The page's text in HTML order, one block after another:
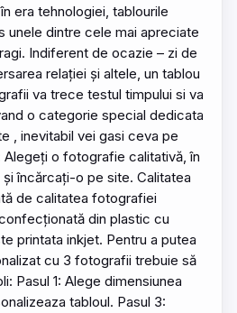
era tehnologiei, tablourile
unele dintre cele mai apreciate
Indiferent de ocazie – zi de
relației și altele, un tablou
va trece testul timpului si va
o categorie special dedicata
, inevitabil vei gasi ceva pe
o fotografie calitativă, în
încărcați-o pe site. Calitatea
de calitatea fotografiei
din plastic cu
printata inkjet. Pentru a putea
cu 3 fotografii trebuie să
Pasul 1: Alege dimensiunea
tabloul. Pasul 3: